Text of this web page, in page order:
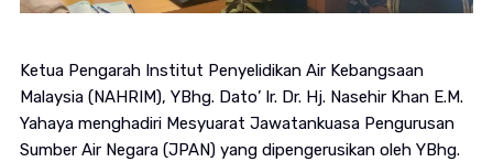
Ketua Pengarah Institut Penyelidikan Air Kebangsaan
Malaysia (NAHRIM), YBhg. Dato’ Ir. Dr. Hj. Nasehir Khan E.M.
Yahaya menghadiri Mesyuarat Jawatankuasa Pengurusan
Sumber Air Negara (JPAN) yang dipengerusikan oleh YBhg.